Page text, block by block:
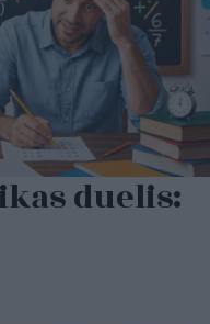
duelis: